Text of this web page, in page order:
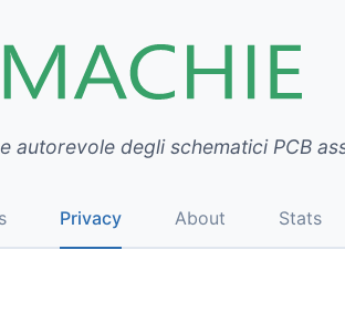
autorevole degli schematici PCB
Privacy About Stats